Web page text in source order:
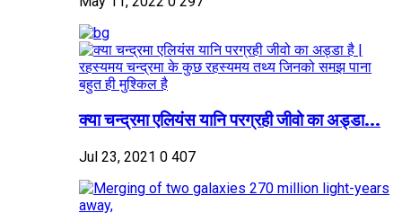
क्या चन्द्रमा एलियंस यानि परग्रही जीवो का अड्डा...
Jul 23, 2021 0 407